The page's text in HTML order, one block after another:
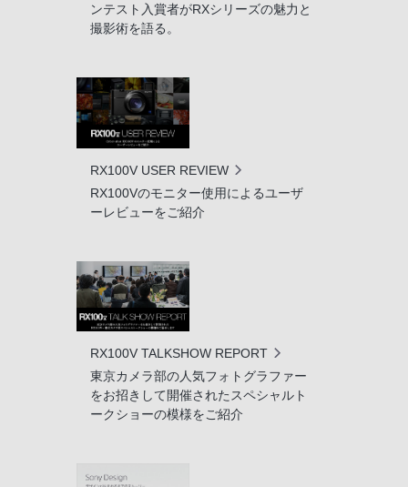
ンテスト入賞者がRXシリーズの魅力と
撮影術を語る。
RX100V USER REVIEW
RX100Vのモニター使用によるユーザ
ーレビューをご紹介
RX100V TALKSHOW REPORT
東京カメラ部の人気フォトグラファー
をお招きして開催されたスペシャルト
ークショーの模様をご紹介